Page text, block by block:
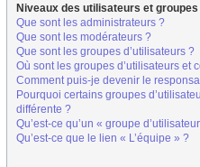
Niveaux des utilisateurs et groupes
Que sont les administrateurs ?
Que sont les modérateurs ?
Que sont les groupes d’utilisateurs ?
Où sont les groupes d’utilisateurs et
Comment puis-je devenir le
Pourquoi certains groupes
différente ?
Qu’est-ce qu’un « groupe
Qu’est-ce que le lien « L’équipe » ?